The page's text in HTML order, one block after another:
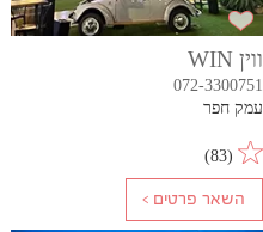
ווין WIN
072-3300751
עמק חפר
(
83
)